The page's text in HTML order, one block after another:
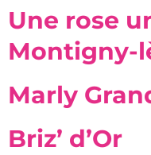
Une rose
Montigny-
Marly
Briz’ d’Or